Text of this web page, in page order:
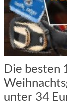
Die besten
unter 34